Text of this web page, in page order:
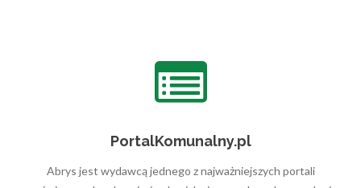
PortalKomunalny.pl
Abrys jest wydawcą jednego z najważniejszych portali